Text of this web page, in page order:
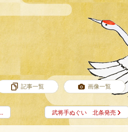
記事一覧 画像一覧
武将手ぬぐい 北条発売